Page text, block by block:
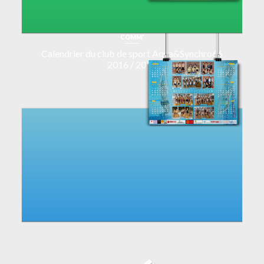
Calendrier du club de sport Aqua&Synchro66
2016 / 2017